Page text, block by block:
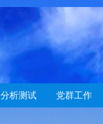
分析测试 党群工作